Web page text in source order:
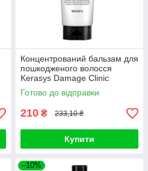
Концентрований бальзам для
пошкодженого волосся
Kerasys Damage Clinic
Treatment 300ml
Готово до відправки
210 ₴ 233,10 ₴
Купити
–10%